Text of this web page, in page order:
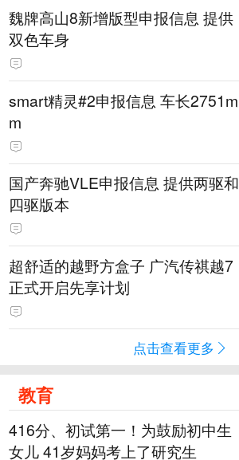
魏牌高山8新增版型申报信息 提供
双色车身
smart精灵#2申报信息 车长2751m
m
国产奔驰VLE申报信息 提供两驱和
四驱版本
超舒适的越野方盒子 广汽传祺越7
正式开启先享计划
点击查看更多
教育
416分、初试第一！为鼓励初中生
女儿 41岁妈妈考上了研究生